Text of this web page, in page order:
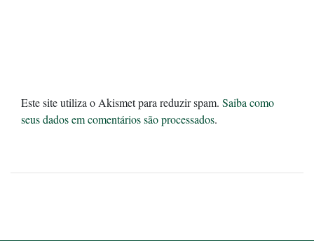
Este site utiliza o Akismet para reduzir spam. Saiba como
seus dados em comentários são processados.